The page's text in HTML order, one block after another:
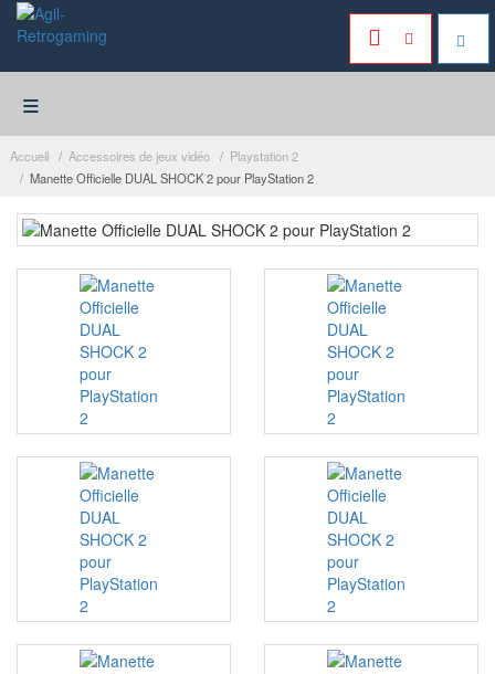
≡
Accueil Accessoires de jeux vidéo
Playstation 2
Manette Officielle DUAL SHOCK 2 pour PlayStation 2